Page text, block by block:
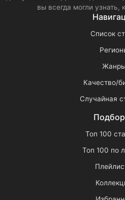
вы всегда могли узнать,
Список
Качество/
Случайная
Топ 100
Топ 100 по